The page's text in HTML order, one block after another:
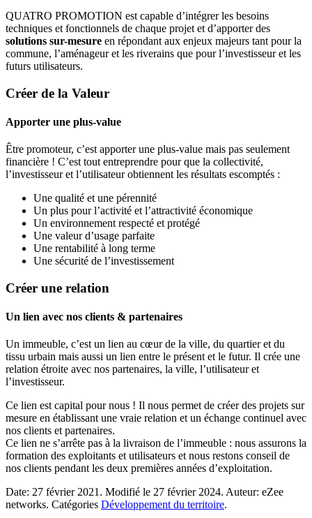
QUATRO PROMOTION est capable d’intégrer les besoins
techniques et fonctionnels de chaque projet et d’apporter des
solutions sur-mesure en répondant aux enjeux majeurs tant pour la
commune, l’aménageur et les riverains que pour l’investisseur et les
futurs utilisateurs.
Créer de la Valeur
Apporter une plus-value
Être promoteur, c’est apporter une plus-value mais pas seulement
financière ! C’est tout entreprendre pour que la collectivité,
l’investisseur et l’utilisateur obtiennent les résultats escomptés :
Une qualité et une pérennité
Un plus pour l’activité et l’attractivité économique
Un environnement respecté et protégé
Une valeur d’usage parfaite
Une rentabilité à long terme
Une sécurité de l’investissement
Créer une relation
Un lien avec nos clients & partenaires
Un immeuble, c’est un lien au cœur de la ville, du quartier et du
tissu urbain mais aussi un lien entre le présent et le futur. Il crée une
relation étroite avec nos partenaires, la ville, l’utilisateur et
l’investisseur.
Ce lien est capital pour nous ! Il nous permet de créer des projets sur
mesure en établissant une vraie relation et un échange continuel avec
nos clients et partenaires.
Ce lien ne s’arrête pas à la livraison de l’immeuble : nous assurons la
formation des exploitants et utilisateurs et nous restons conseil de
nos clients pendant les deux premières années d’exploitation.
Date: 27 février 2021. Modifié le 27 février 2024. Auteur: eZee
networks. Catégories Développement du territoire.